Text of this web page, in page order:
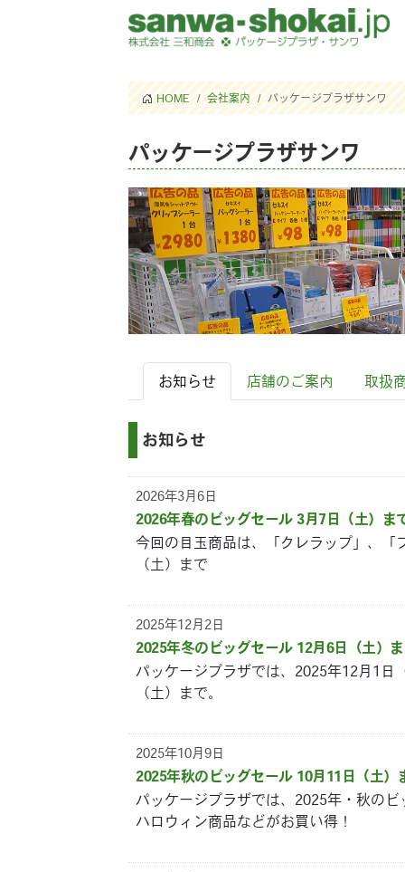
HOME 会社案内 パッケージプラザサンワ
パッケージプラザサンワ
お知らせ 店舗のご案内 取扱
お知らせ
2026年3月6日
2026年春のビッグセール 3月7日（土）ま
今回の目玉商品は、「クレラップ」、「
（土）まで
2025年12月2日
2025年冬のビッグセール 12月6日（土）
パッケージプラザでは、2025年12月1日
（土）まで。
2025年10月9日
2025年秋のビッグセール 10月11日（土）
パッケージプラザでは、2025年・秋の
ハロウィン商品などがお買い得！